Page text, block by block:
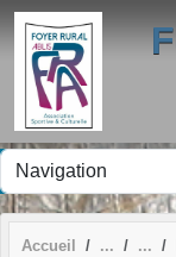
Accueil
Panneau de gestion